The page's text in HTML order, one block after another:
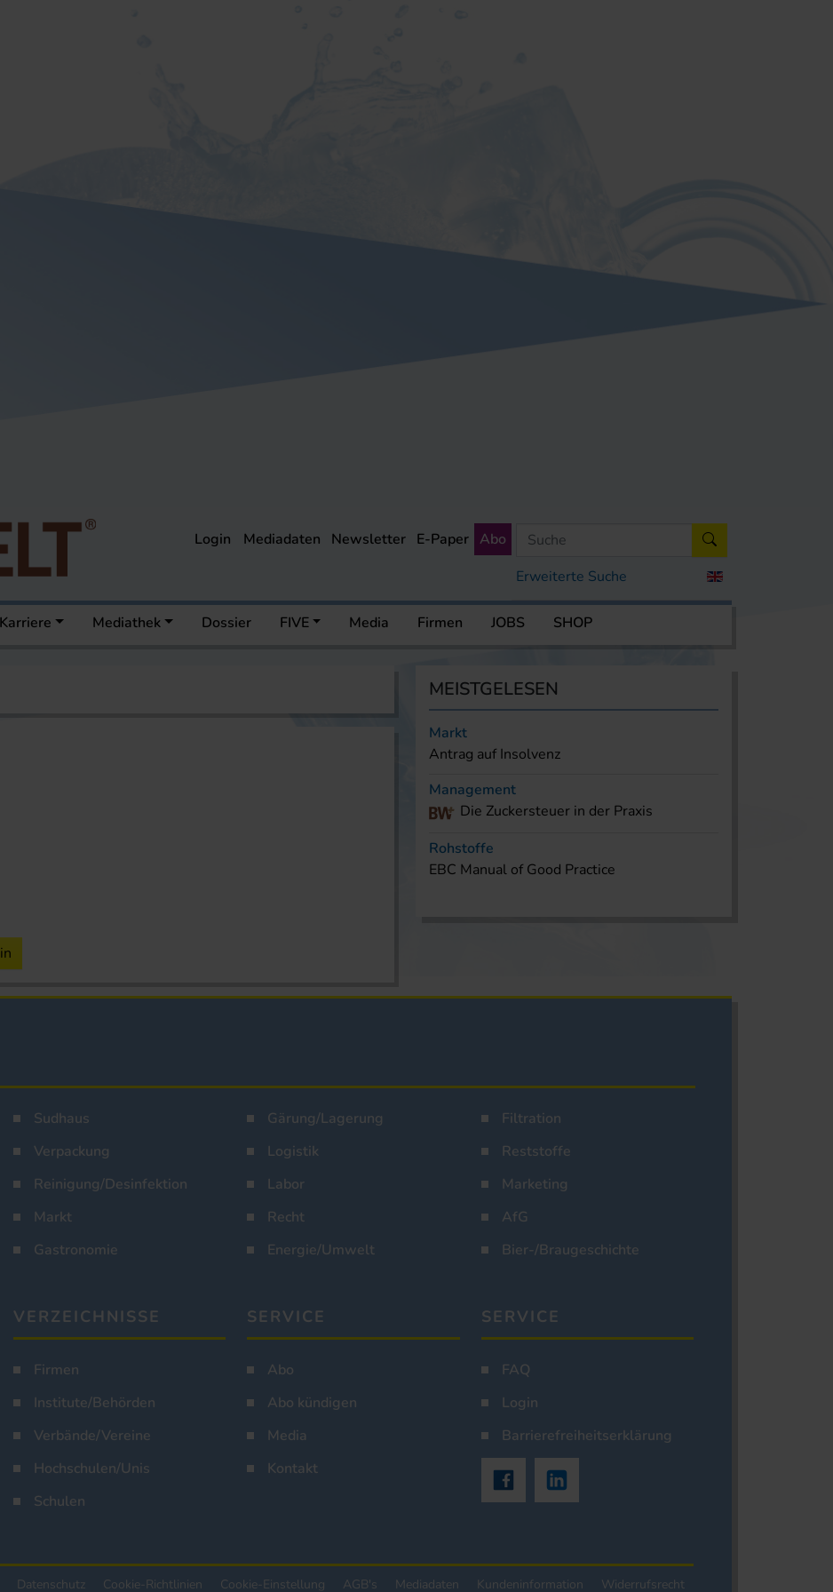
Erweiterte Suche
Login Mediadaten Newsletter E-Paper Abo
Karriere Mediathek Dossier FIVE Media Firmen JOBS SHOP
MEISTGELESEN
Markt
Antrag auf Insolvenz
Management
Die Zuckersteuer in der Praxis
Rohstoffe
EBC Manual of Good Practice
Sudhaus Gärung/Lagerung
Filtration
Verpackung Logistik
Reststoffe
Reinigung/Desinfektion Labor
Marketing
Markt Recht
AfG
Gastronomie Energie/Umwelt Bier-/Braugeschichte
VERZEICHNISSE
Firmen
Institute/Behörden
Verbände/Vereine
Hochschulen/Unis
Schulen
SERVICE
Abo
Abo kündigen
Media
Kontakt
SERVICE
FAQ
Login
Barrierefreiheitserklärung
Datenschutz Cookie-Richtlinien Cookie-Einstellung AGB's Mediadaten Kundeninformation Widerrufsrecht